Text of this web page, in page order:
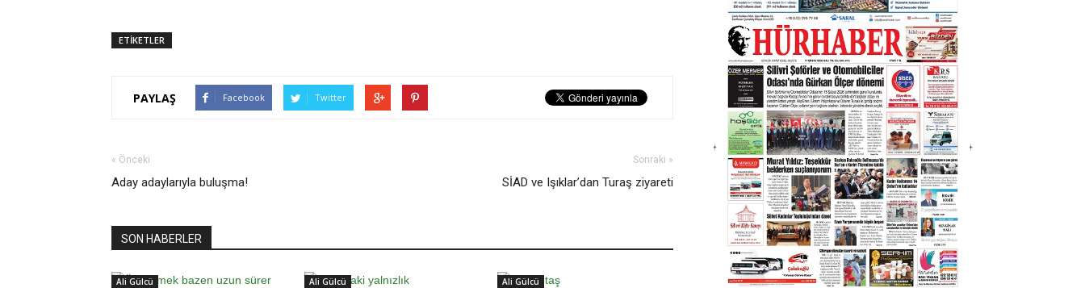
ETİKETLER
PAYLAŞ Facebook Twitter
« Önceki
Aday adaylarıyla buluşma!
Sonraki »
SİAD ve Işıklar’dan Turaş ziyareti
SON HABERLER
Ali Gülcü Ali Gülcü Ali Gülcü